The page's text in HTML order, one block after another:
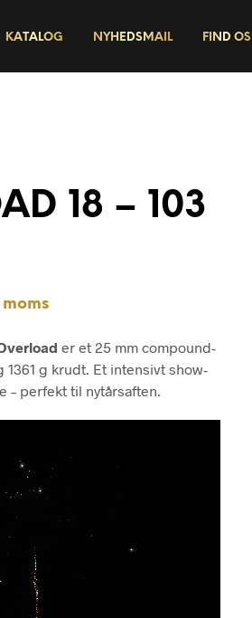
KATALOG NYHEDSMAIL FIND OS
18 – 103
er et 25 mm compound-
1361 g krudt. Et intensivt show-
– perfekt til nytårsaften.